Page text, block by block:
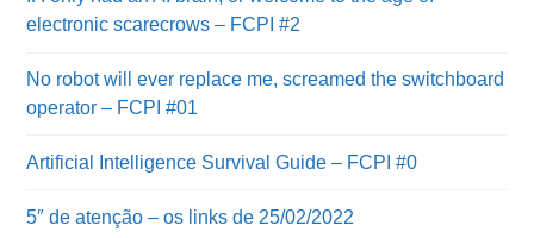
electronic scarecrows – FCPI #2
No robot will ever replace me, screamed the switchboard
operator – FCPI #01
Artificial Intelligence Survival Guide – FCPI #0
5″ de atenção – os links de 25/02/2022